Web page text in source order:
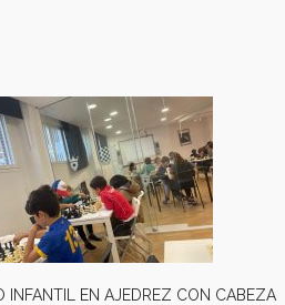
INFANTIL EN AJEDREZ CON CABEZA